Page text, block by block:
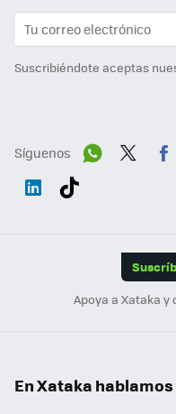
Suscribiéndote aceptas
Síguenos
Apoya a Xataka
En Xataka hablamos